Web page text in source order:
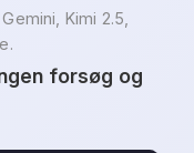
Kimi 2.5,
forsøg og